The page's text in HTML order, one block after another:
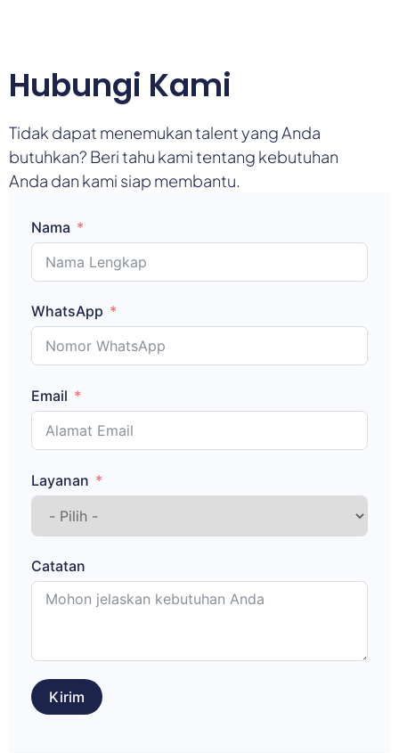
Hubungi Kami
Tidak dapat menemukan talent yang Anda
butuhkan? Beri tahu kami tentang kebutuhan
Anda dan kami siap membantu.
Nama
WhatsApp
Email
Layanan
Catatan
Kirim